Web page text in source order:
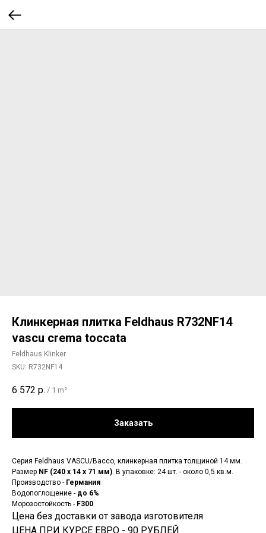
Клинкерная плитка Feldhaus R732NF14
vascu crema toccata
Feldhaus Klinker
SKU: R732NF14
6 572 р. / 1 m²
Заказать
Серия Feldhaus VASCU/Bacco, клинкерная плитка толщиной 14 мм.
Размер NF (240 x 14 x 71 мм). В упаковке: 24 шт. - около 0,5 кв.м.
Производство - Германия
Водопоглощение - до 6%
Морозостойкость - F300
Цена без доставки от завода изготовителя
ЦЕНА ПРИ КУРСЕ ЕВРО - 90 РУБЛЕЙ